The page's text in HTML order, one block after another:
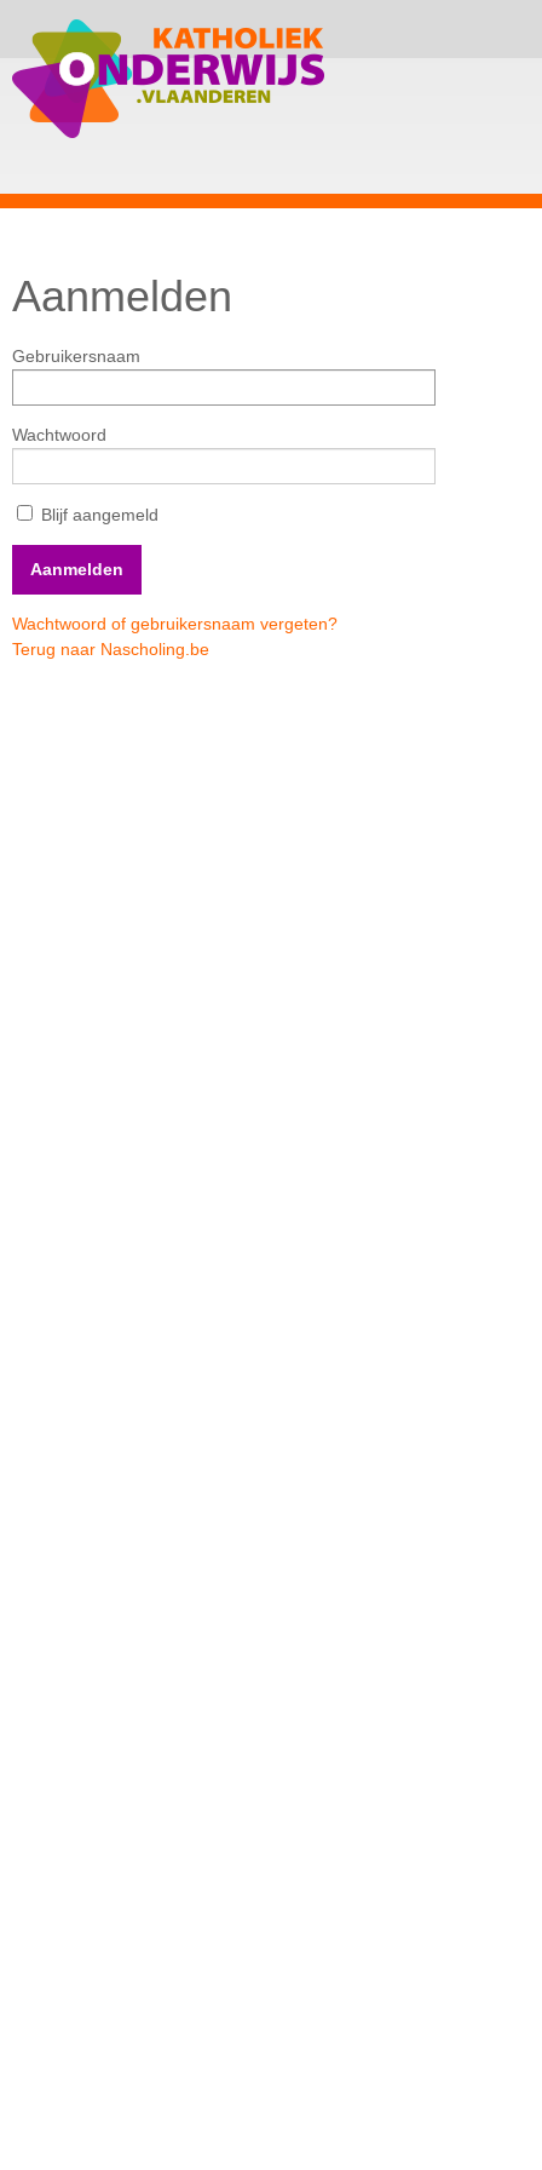
Aanmelden
Gebruikersnaam
Wachtwoord
Blijf aangemeld
Wachtwoord of gebruikersnaam vergeten?
Terug naar Nascholing.be